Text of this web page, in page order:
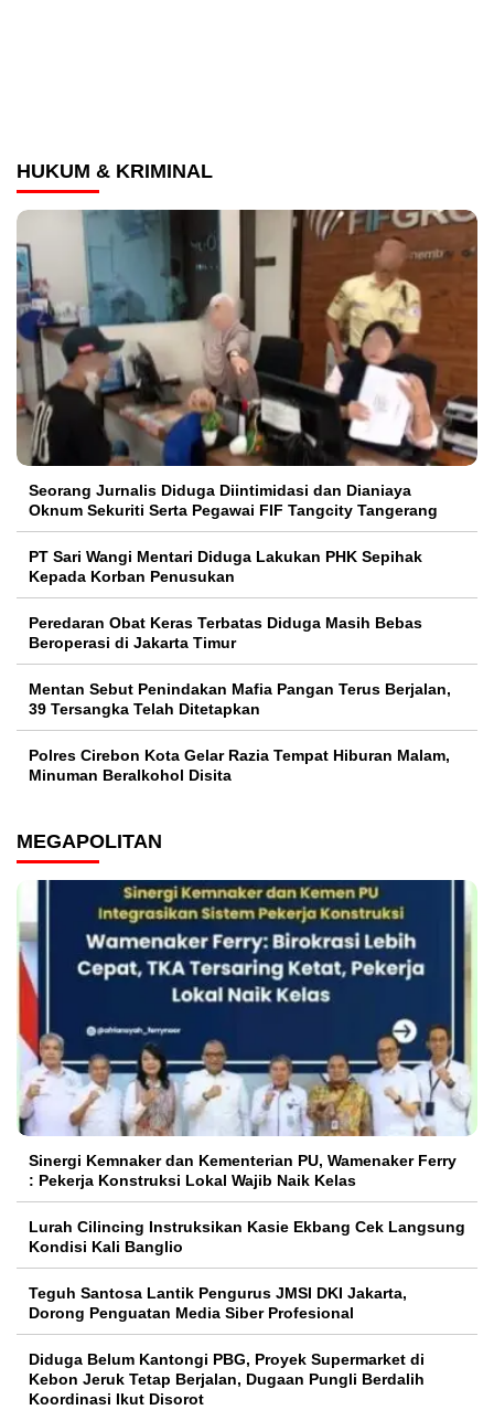
HUKUM & KRIMINAL
Seorang Jurnalis Diduga Diintimidasi dan Dianiaya
Oknum Sekuriti Serta Pegawai FIF Tangcity Tangerang
PT Sari Wangi Mentari Diduga Lakukan PHK Sepihak
Kepada Korban Penusukan
Peredaran Obat Keras Terbatas Diduga Masih Bebas
Beroperasi di Jakarta Timur
Mentan Sebut Penindakan Mafia Pangan Terus Berjalan,
39 Tersangka Telah Ditetapkan
Polres Cirebon Kota Gelar Razia Tempat Hiburan Malam,
Minuman Beralkohol Disita
MEGAPOLITAN
Sinergi Kemnaker dan Kementerian PU, Wamenaker Ferry
: Pekerja Konstruksi Lokal Wajib Naik Kelas
Lurah Cilincing Instruksikan Kasie Ekbang Cek Langsung
Kondisi Kali Banglio
Teguh Santosa Lantik Pengurus JMSI DKI Jakarta,
Dorong Penguatan Media Siber Profesional
Diduga Belum Kantongi PBG, Proyek Supermarket di
Kebon Jeruk Tetap Berjalan, Dugaan Pungli Berdalih
Koordinasi Ikut Disorot